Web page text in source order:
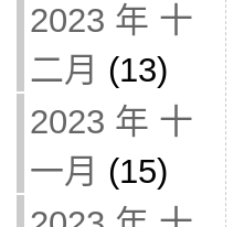
2023 年 十
二月 (13)
2023 年 十
一月 (15)